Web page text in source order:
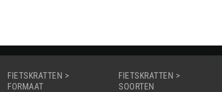
FIETSKRATTEN >
FORMAAT
FIETSKRATTEN >
SOORTEN